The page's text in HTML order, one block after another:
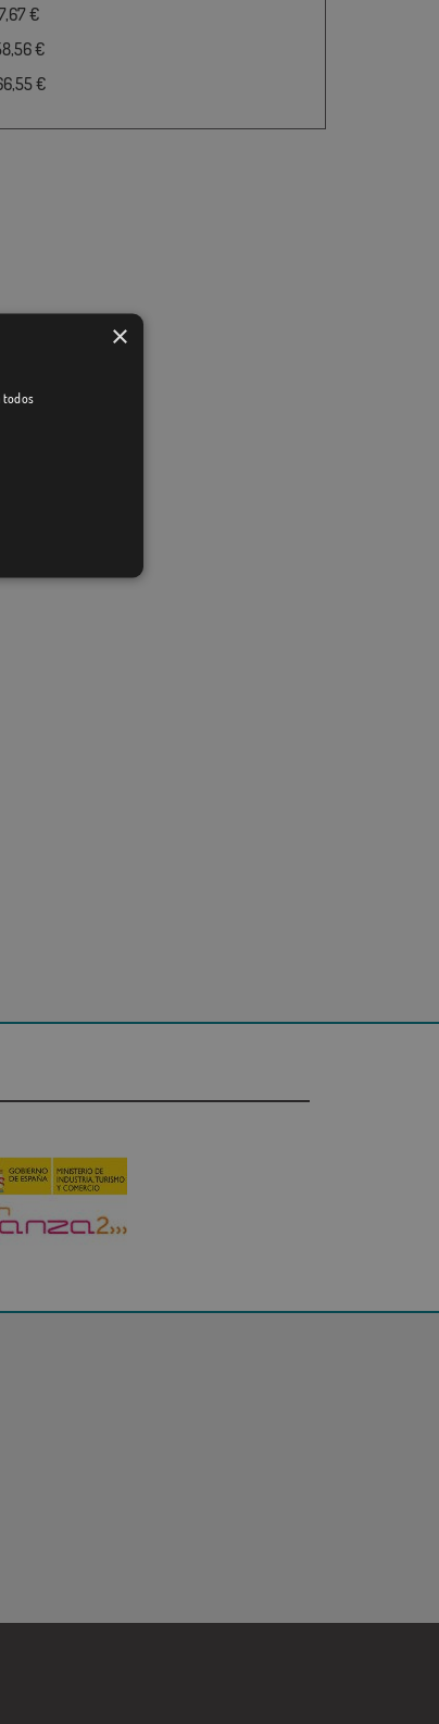
€
€
€
×
todos